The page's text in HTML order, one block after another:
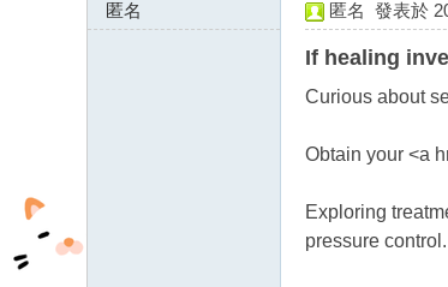
zy
匿名
172.69.214.x:49396
匿名 發表於
If healing
Curious about
Obtain your <a
Exploring
pressure control.